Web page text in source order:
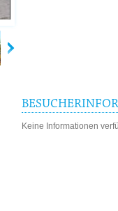
Keine Informationen